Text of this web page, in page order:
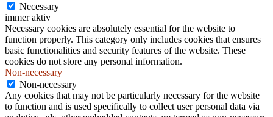
Necessary
immer aktiv
Necessary cookies are absolutely essential for the website to
function properly. This category only includes cookies that ensures
basic functionalities and security features of the website. These
cookies do not store any personal information.
Non-necessary
Non-necessary
Any cookies that may not be particularly necessary for the website
to function and is used specifically to collect user personal data via